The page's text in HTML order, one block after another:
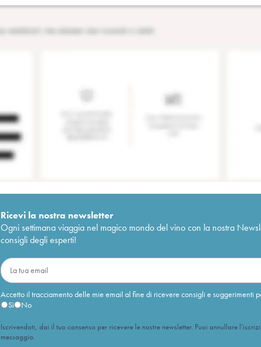
Ricevi la nostra newsletter
Ogni settimana viaggia nel magico mondo del vino con la nostra
consigli degli esperti!
Accetto il tracciamento delle mie email al fine di ricevere consigli e suggerimenti
Sì
No
Iscrivendoti, dai il tuo consenso per ricevere le nostre newsletter. Puoi annullare
messaggio.